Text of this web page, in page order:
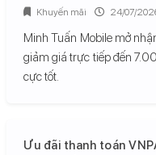
Minh Tuấn Mobile mở
giảm giá trực tiếp đến
cực tốt.
Khuyến mãi 24/07/
Ưu đãi thanh toán